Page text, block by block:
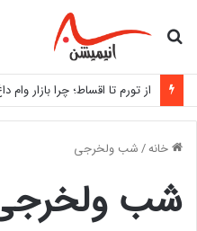
جستجو
از تورم تا اقساط؛ چرا بازار وام
خانه/شب ولخرجی
شب